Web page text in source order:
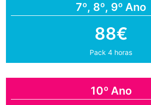
7º, 8º, 9º Ano
88€
Pack 4 horas
10º Ano